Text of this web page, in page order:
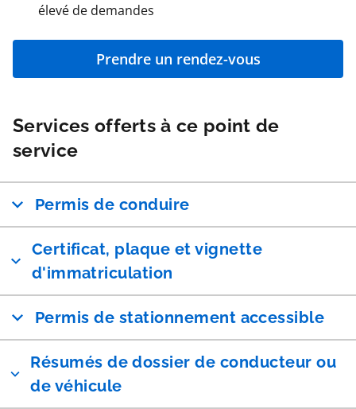
élevé de demandes
Prendre un rendez-vous
Services offerts à ce point de
service
Permis de conduire
Certificat, plaque et vignette
d'immatriculation
Permis de stationnement accessible
Résumés de dossier de conducteur ou
de véhicule